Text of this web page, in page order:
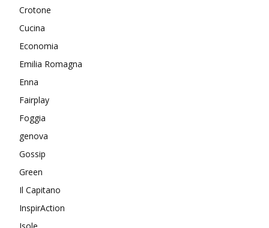
Crotone
Cucina
Economia
Emilia Romagna
Enna
Fairplay
Foggia
genova
Gossip
Green
Il Capitano
InspirAction